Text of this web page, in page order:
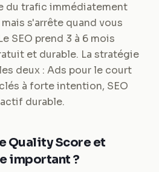
du trafic immédiatement
s'arrête quand vous
SEO prend 3 à 6 mois
et durable. La stratégie
deux : Ads pour le court
à forte intention, SEO
durable.
Quality Score et
important ?